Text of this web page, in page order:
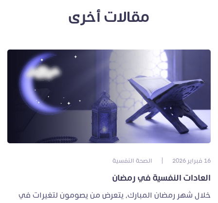
مقالات أخرى
16 فبراير 2026 الصحة النفسية
العادات النفسية في رمضان
خلال شهر رمضان المبارك، يتعرض من يصومون لتغيرات في